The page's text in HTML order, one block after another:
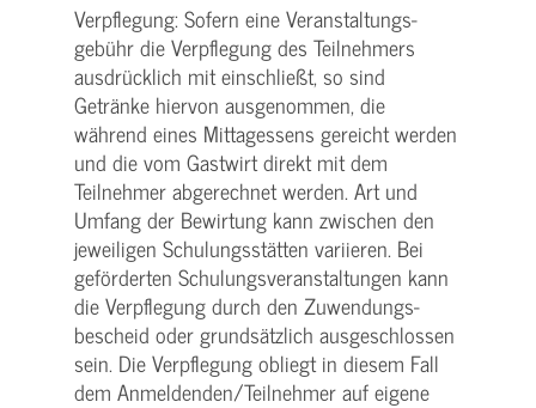
Verpflegung: Sofern eine Veranstaltungs­
gebühr die Verpflegung des Teilnehmers
ausdrücklich mit einschließt, so sind
Getränke hiervon ausgenommen, die
während eines Mittagessens gereicht werden
und die vom Gastwirt direkt mit dem
Teilnehmer abgerechnet werden. Art und
Umfang der Bewirtung kann zwischen den
jeweiligen Schulungsstätten variieren. Bei
geförderten Schulungs­veranstaltungen kann
die Verpflegung durch den Zuwendungs­
bescheid oder grundsätzlich ausgeschlossen
sein. Die Verpflegung obliegt in diesem Fall
dem Anmeldenden/­Teilnehmer auf eigene